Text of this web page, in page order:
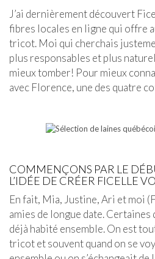
J’ai dernièrement découvert
fibres locales en ligne qui offre
tricot. Moi qui cherchais
plus responsables et plus
mieux tomber! Pour mieux
avec Florence, une des quatre
COMMENÇONS PAR LE
L’IDÉE DE CRÉER FICELLE
En fait, Mia, Justine, Ari et moi
amies de longue date. Certaines
déjà habité ensemble. On est
tricot et souvent quand on se